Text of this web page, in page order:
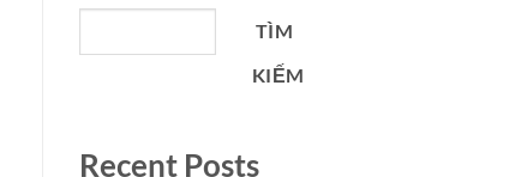
TÌM
KIẾM
Recent Posts